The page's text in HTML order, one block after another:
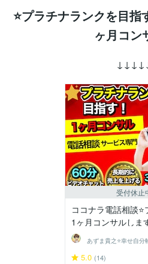
⭐プラチナランクを目指
ヶ月コン
受付休止
ココナラ電話相談
1ヶ月コンサルしま
5.0 (14)